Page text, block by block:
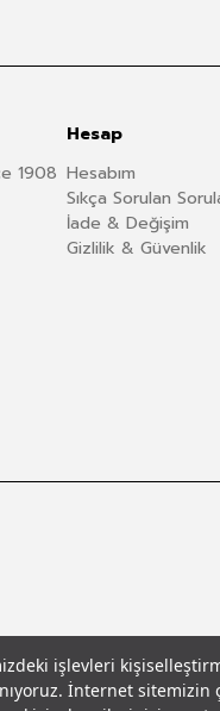
işlevleri
İnternet sitemizin
1908
Hesap
Hesabım
Sıkça Sorulan
İade & Değişim
Gizlilik & Güvenlik
- Tüm Hakları Saklıdır.